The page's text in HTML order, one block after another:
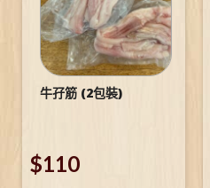
牛孖筋 (2包裝)
$110